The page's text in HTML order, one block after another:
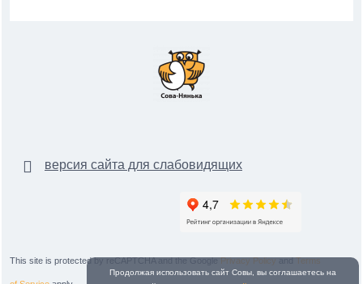
версия сайта для слабовидящих
This site is protected by reCAPTCHA and the GooglePrivacy PolicyandTerms
Продолжая использовать сайт Совы, вы соглашаетесь на